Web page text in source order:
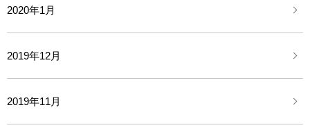
2020年1月
2019年12月
2019年11月